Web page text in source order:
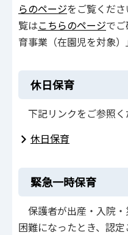
らのページをご覧くだ
覧はこちらのページで
育事業（在園児を対象）
休日保育
下記リンクをご参照く
休日保育
緊急一時保育
保護者が出産・入院
困難になったとき、認